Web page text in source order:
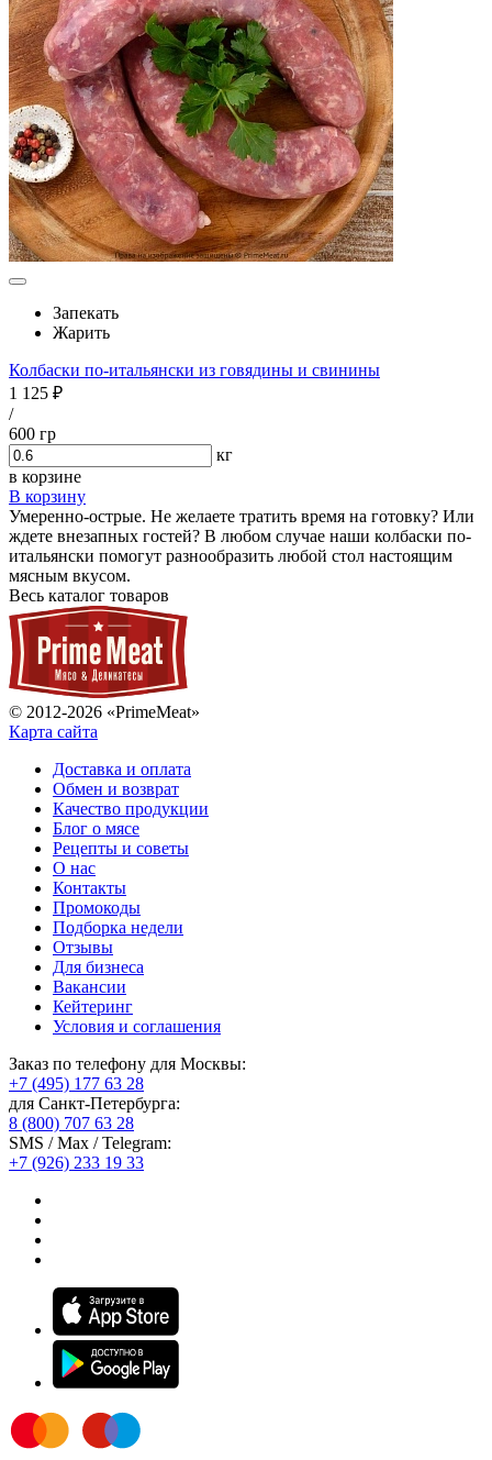
Запекать
Жарить
Колбаски по-итальянски из говядины и свинины
1 125 ₽
/
600 гр
кг
в корзине
В корзину
Умеренно-острые. Не желаете тратить время на готовку? Или
ждете внезапных гостей? В любом случае наши колбаски по-
итальянски помогут разнообразить любой стол настоящим
мясным вкусом.
Весь каталог товаров
© 2012-2026 «PrimeMeat»
Карта сайта
Доставка и оплата
Обмен и возврат
Качество продукции
Блог о мясе
Рецепты и советы
О нас
Контакты
Промокоды
Подборка недели
Отзывы
Для бизнеса
Вакансии
Кейтеринг
Условия и соглашения
Заказ по телефону для Москвы:
+7 (495) 177 63 28
для Санкт-Петербурга:
8 (800) 707 63 28
SMS / Max / Telegram:
+7 (926) 233 19 33